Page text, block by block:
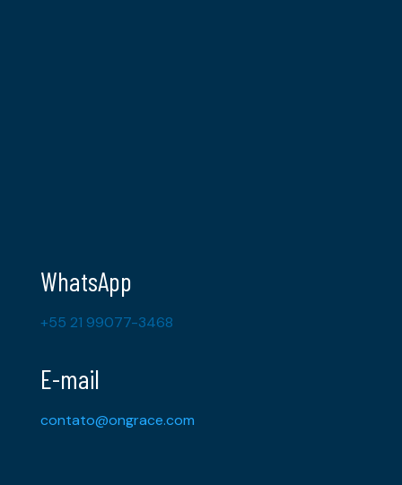
WhatsApp
+55 21 99077-3468
E-mail
contato@ongrace.com